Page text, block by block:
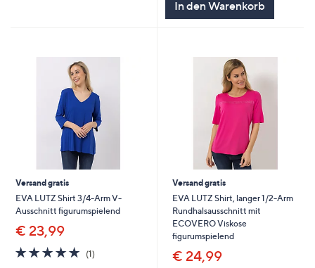
In den Warenkorb
Versand gratis
EVA LUTZ Shirt 3/4-Arm V-
Ausschnitt figurumspielend
€ 23,99
5.0
von
(1)
Versand gratis
EVA LUTZ Shirt, langer 1/2-Arm
Rundhalsausschnitt mit
ECOVERO Viskose
figurumspielend
€ 24,99